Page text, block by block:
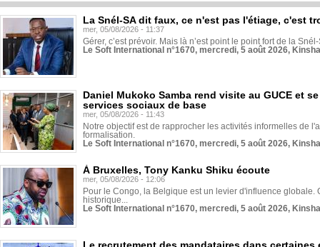
La Snél-SA dit faux, ce n'est pas l'étiage, c'est
mer, 05/08/2026 - 11:37
Gérer, c’est prévoir. Mais là n’est point le point fort de la
Le Soft International n°1670, mercredi, 5 août 2026,
Daniel Mukoko Samba rend visite au GUCE et
services sociaux de base
mer, 05/08/2026 - 11:43
Notre objectif est de rapprocher les activités informelles de
formalisation.
Le Soft International n°1670, mercredi, 5 août 2026,
À Bruxelles, Tony Kanku Shiku écoute
mer, 05/08/2026 - 12:06
Pour le Congo, la Belgique est un levier d'influence globale.
historique...
Le Soft International n°1670, mercredi, 5 août 2026,